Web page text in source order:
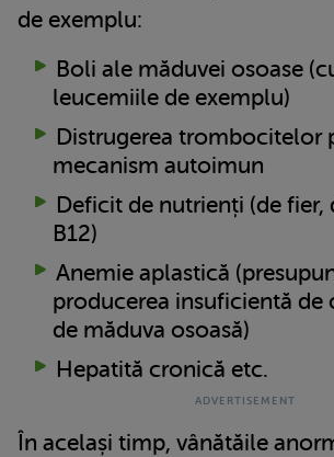
de exemplu:
Boli ale măduvei osoase
leucemiile de exemplu)
Distrugerea trombocitelor
mecanism autoimun
Deficit de nutrienți (de fier,
B12)
Anemie aplastică
producerea insuficientă de
de măduva osoasă)
Hepatită cronică etc.
În același timp, vânătăile